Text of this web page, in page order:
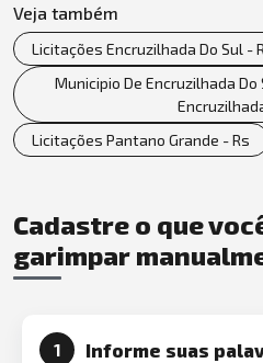
Veja também
Licitações Encruzilhada Do Sul -
Municipio De Encruzilhada
Licitações Pantano Grande - Rs
Cadastre o que
garimpar
1 Informe suas